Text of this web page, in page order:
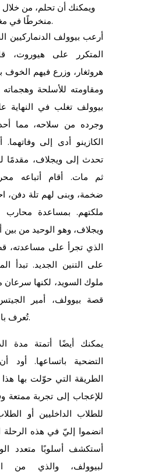
ويمكنك أن تحلم، من
منخرطًا في مغامرة البطل.
أرعب بيوولف الدنماركيين
المتكرر على هيوروت،
هروثغار، وزرع فيهم الخوف
ومقاومته للأسلحة وهجماته
بيوولف تغلب في النهاية
وجرده من سلاحه، مما
الكازينو أدى إلى وفاتهما.
تحدث إلى ويجلاف، مقدمًا
ثم مات. أقام أتباعه
ضخمة، وبنى لهم تلة دفن،
ملكتهم. بمساعدة محارب
ويجلاف، وهو الوحيد من بين
الذي تجرأ على مساعدته،
على التنين الجديد. تبدأ
ملوك السويد، لكنها سرعان
قصة بيوولف، أمير
تُعرف باسم السويد).
يمكنك أيضًا أتمتة مدة
التضحية باتساعها. أود
الطريقة التي حوّلت بها هذا
للإعجاب إلى تجربة ممتعة
للطلاب الداخليين أو
انضموا إليّ في هذه الرحلة
أستكشف أسلوبًا متعدد
لبيوولف، والذي من